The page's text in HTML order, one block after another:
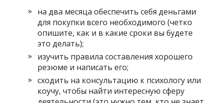
на два месяца обеспечить себя деньгами
для покупки всего необходимого (четко
опишите, как и в какие сроки вы будете
это делать);
изучить правила составления хорошего
резюме и написать его;
сходить на консультацию к психологу или
коучу, чтобы найти интересную сферу